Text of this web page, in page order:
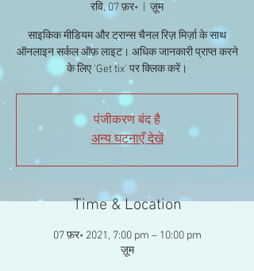
रवि, 07 फ़र॰ ज़ूम
साइकिक मीडियम और ट्रान्स चैनल रिज़ मिर्ज़ा के साथ
ऑनलाइन सर्कल ऑफ़ लाइट। अधिक जानकारी प्राप्त करने
के लिए 'Get tix' पर क्लिक करें।
पंजीकरण बंद है
अन्य घटनाएँ देखें
Time & Location
07 फ़र॰ 2021, 7:00 pm – 10:00 pm
ज़ूम